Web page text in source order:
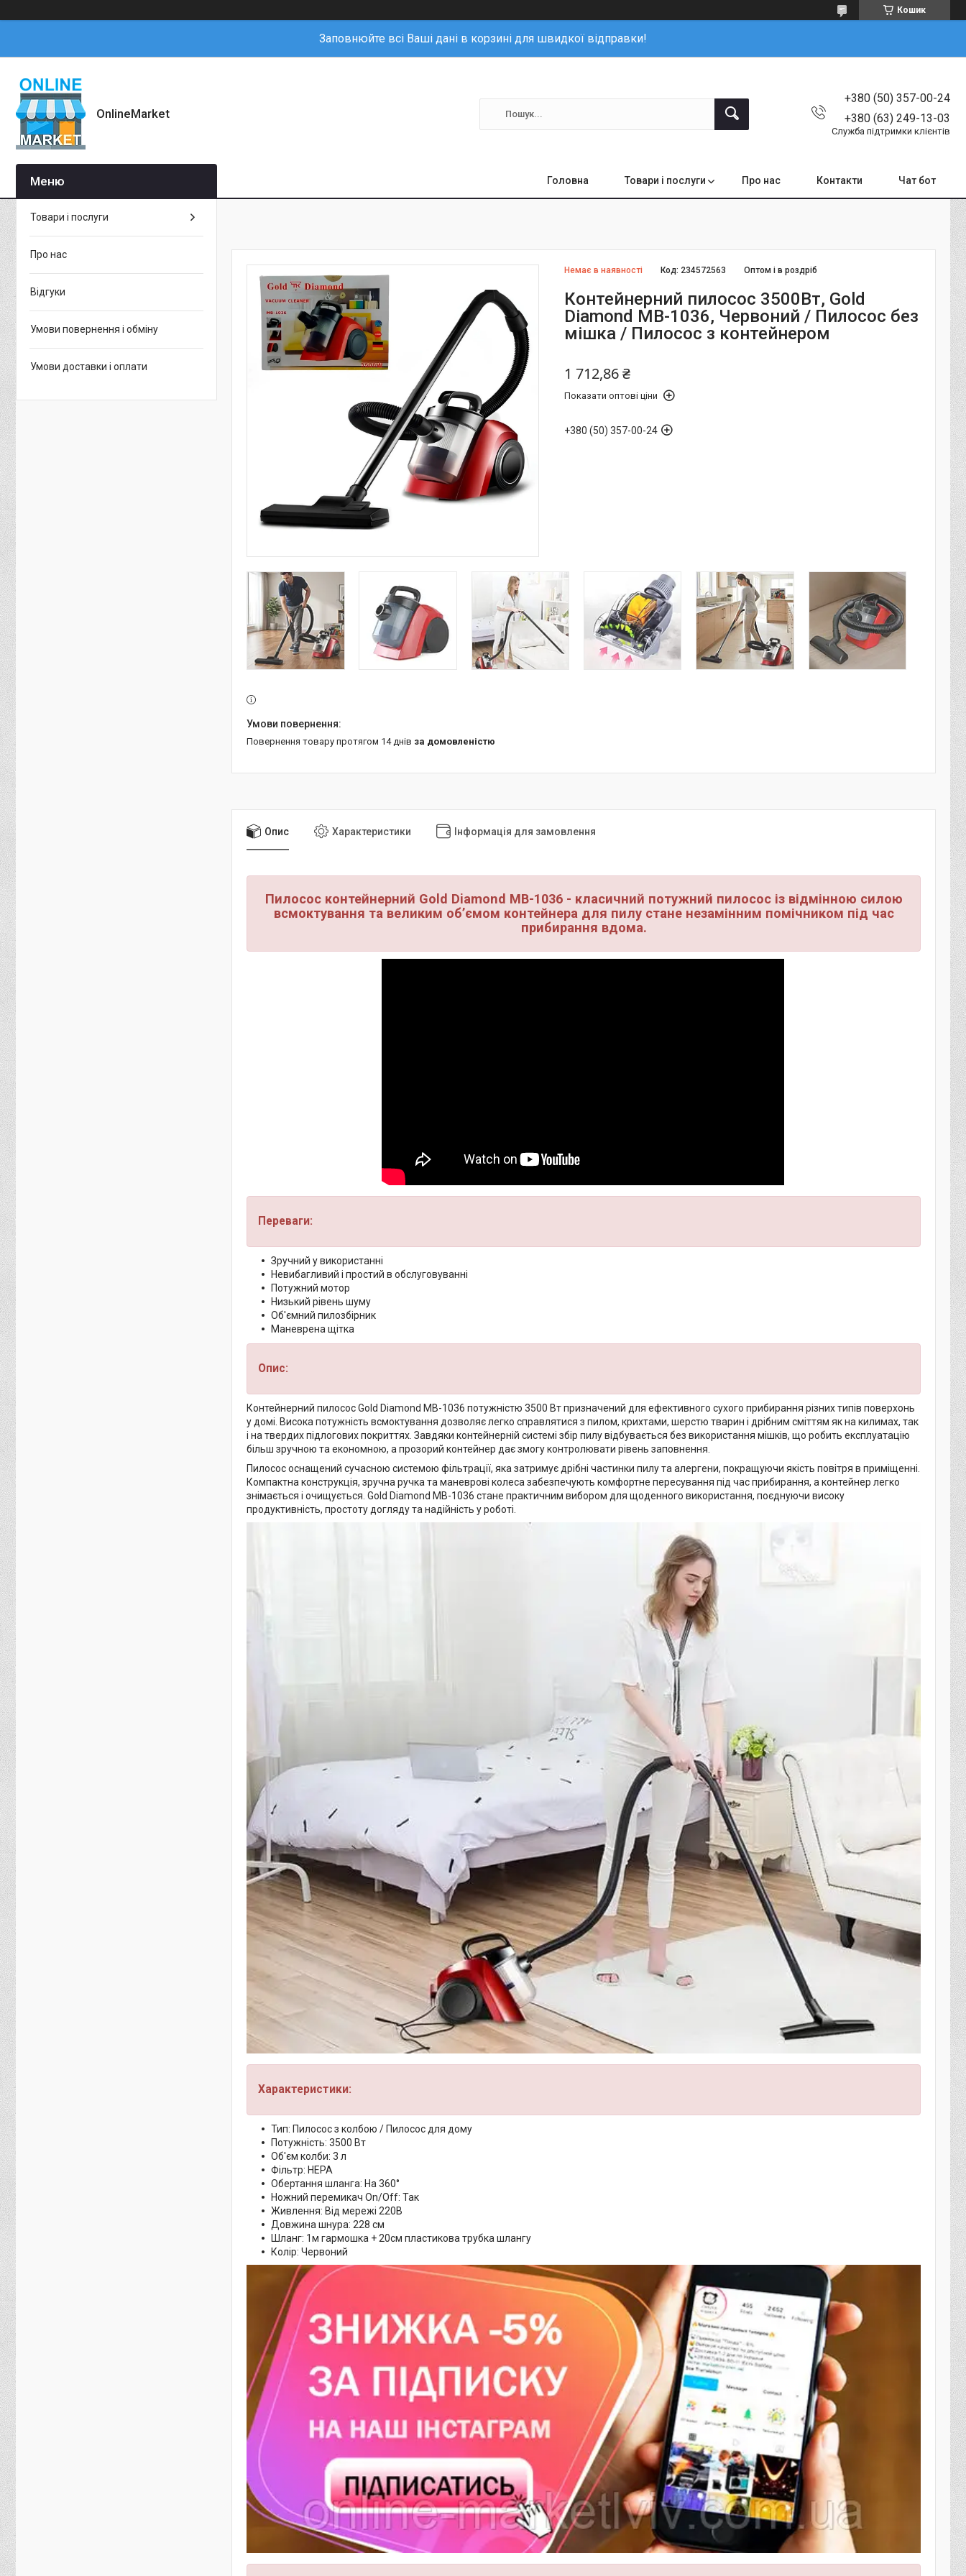
Кошик
Заповнюйте всі Ваші дані в корзині для швидкої відправки!
OnlineMarket
+380 (50) 357-00-24
+380 (63) 249-13-03
Служба підтримки клієнтів
Головна Товари і послуги Про нас Контакти Чат бот
Немає в наявності Оптом і в роздріб
Код: 234572563
Контейнерний пилосос 3500Вт, Gold
Diamond MB-1036, Червоний / Пилосос без
мішка / Пилосос з контейнером
1 712,86 ₴
Показати оптові ціни
+380 (50) 357-00-24
повернення товару протягом 14 днів за домовленістю
Опис Характеристики Інформація для замовлення
Пилосос контейнерний Gold Diamond MB-1036 - класичний потужний пилосос із відмінною силою
всмоктування та великим об’ємом контейнера для пилу стане незамінним помічником під час
прибирання вдома.
Переваги:
Зручний у використанні
Невибагливий і простий в обслуговуванні
Потужний мотор
Низький рівень шуму
Об'ємний пилозбірник
Маневрена щітка
Опис:
Контейнерний пилосос Gold Diamond MB-1036 потужністю 3500 Вт призначений для ефективного сухого прибирання різних типів поверхонь
у домі. Висока потужність всмоктування дозволяє легко справлятися з пилом, крихтами, шерстю тварин і дрібним сміттям як на килимах, так
і на твердих підлогових покриттях. Завдяки контейнерній системі збір пилу відбувається без використання мішків, що робить експлуатацію
більш зручною та економною, а прозорий контейнер дає змогу контролювати рівень заповнення.
Пилосос оснащений сучасною системою фільтрації, яка затримує дрібні частинки пилу та алергени, покращуючи якість повітря в приміщенні.
Компактна конструкція, зручна ручка та маневрові колеса забезпечують комфортне пересування під час прибирання, а контейнер легко
знімається і очищується. Gold Diamond MB-1036 стане практичним вибором для щоденного використання, поєднуючи високу
продуктивність, простоту догляду та надійність у роботі.
Характеристики:
Тип: Пилосос з колбою / Пилосос для дому
Потужність: 3500 Вт
Об'єм колби: 3 л
Фільтр: НЕРА
Обертання шланга: На 360°
Ножний перемикач On/Off: Так
Живлення: Від мережі 220В
Довжина шнура: 228 см
Шланг: 1м гармошка + 20см пластикова трубка шлангу
Колір: Червоний
Товари і послуги
Про нас
Відгуки
Умови повернення і обміну
Умови доставки і оплати